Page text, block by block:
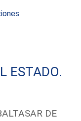
ESTADO.
DE